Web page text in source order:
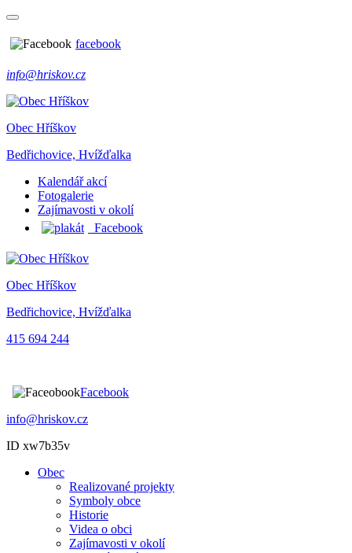
facebook
info@hriskov.cz
Obec Hříškov
Bedřichovice, Hvížďalka
Kalendář akcí
Fotogalerie
Zajímavosti v okolí
Facebook
Obec Hříškov
Bedřichovice, Hvížďalka
415 694 244
Facebook
info@hriskov.cz
ID xw7b35v
Obec
Realizované projekty
Symboly obce
Historie
Videa o obci
Zajímavosti v okolí